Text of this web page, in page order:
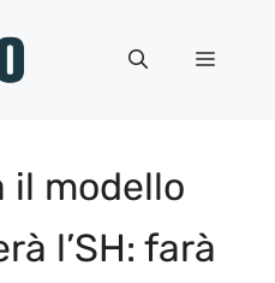
Menu
il modello
l’SH: farà